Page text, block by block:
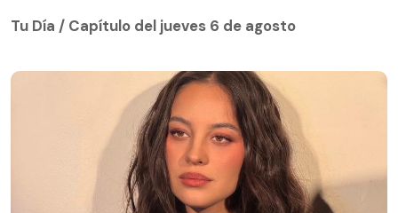
Tu Día / Capítulo del jueves 6 de agosto